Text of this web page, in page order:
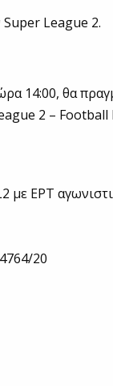
Super League 2.
14:00, θα
2 – Football
με ΕΡΤ
20